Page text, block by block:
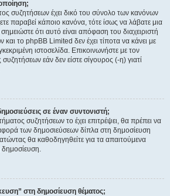
συζητήσεων έχει δικό του σύνολο των κανόνων
παραβεί κάποιο κανόνα, τότε ίσως να λάβατε μια
ότι αυτό είναι απόφαση του διαχειριστή
το phpBB Limited δεν έχει τίποτα να κάνει με
ιστοσελίδα. Επικοινωνήστε με τον
εάν δεν είστε σίγουρος (-η) γιατί
σε έναν συντονιστή;
συζητήσεων το έχει επιτρέψει, θα πρέπει να
των δημοσιεύσεων δίπλα στη δημοσίευση
θα καθοδηγηθείτε για τα απαιτούμενα
δημοσίευση.
στη δημοσίευση θέματος;